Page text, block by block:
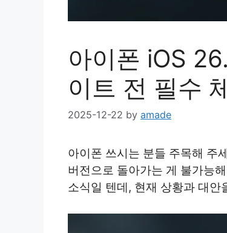
아이폰 iOS
이트 전 필수
2025-12-22 by amade
아이폰 쓰시는 분들 주목해 주
버전으로 돌아가는 게 불가능
소식일 텐데, 현재 상황과 대안